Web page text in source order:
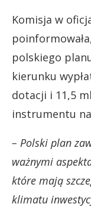
Komisja w
polskiego
kierunku
dotacji i 11,5
instrumentu
– Polski plan
ważnymi
które mają
klimatu